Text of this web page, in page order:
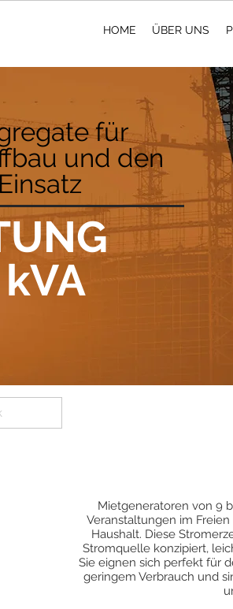
HOME ÜBER UNS
für
und den
Mietgeneratoren von 9
Veranstaltungen im
Haushalt. Diese
Stromquelle konzipiert,
Sie eignen sich perfekt für
geringem Verbrauch und